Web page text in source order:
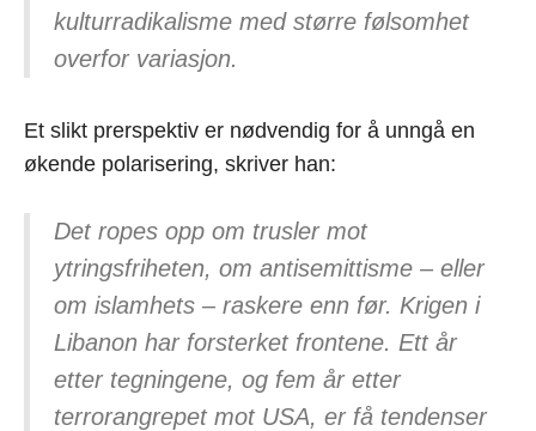
kulturradikalisme med større følsomhet
overfor variasjon.
Et slikt prerspektiv er nødvendig for å unngå en
økende polarisering, skriver han:
Det ropes opp om trusler mot
ytringsfriheten, om antisemittisme – eller
om islamhets – raskere enn før. Krigen i
Libanon har forsterket frontene. Ett år
etter tegningene, og fem år etter
terrorangrepet mot USA, er få tendenser